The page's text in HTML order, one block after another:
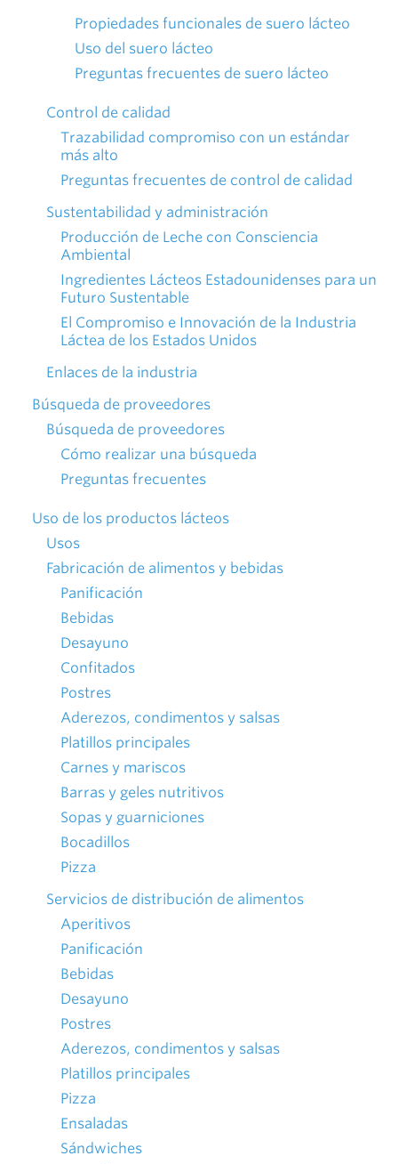
Propiedades funcionales de suero lácteo
Uso del suero lácteo
Preguntas frecuentes de suero lácteo
Control de calidad
Trazabilidad compromiso con un estándar
más alto
Preguntas frecuentes de control de calidad
Sustentabilidad y administración
Producción de Leche con Consciencia
Ambiental
Ingredientes Lácteos Estadounidenses para un
Futuro Sustentable
El Compromiso e Innovación de la Industria
Láctea de los Estados Unidos
Enlaces de la industria
Búsqueda de proveedores
Búsqueda de proveedores
Cómo realizar una búsqueda
Preguntas frecuentes
Uso de los productos lácteos
Usos
Fabricación de alimentos y bebidas
Panificación
Bebidas
Desayuno
Confitados
Postres
Aderezos, condimentos y salsas
Platillos principales
Carnes y mariscos
Barras y geles nutritivos
Sopas y guarniciones
Bocadillos
Pizza
Servicios de distribución de alimentos
Aperitivos
Panificación
Bebidas
Desayuno
Postres
Aderezos, condimentos y salsas
Platillos principales
Pizza
Ensaladas
Sándwiches